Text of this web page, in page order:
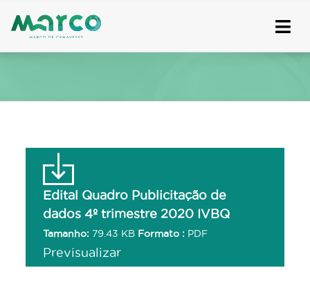
to
Edital Quadro Publicitação de
dados 4º trimestre 2020 IVBQ
Tamanho: 79.43 KB Formato : PDF
Previsualizar